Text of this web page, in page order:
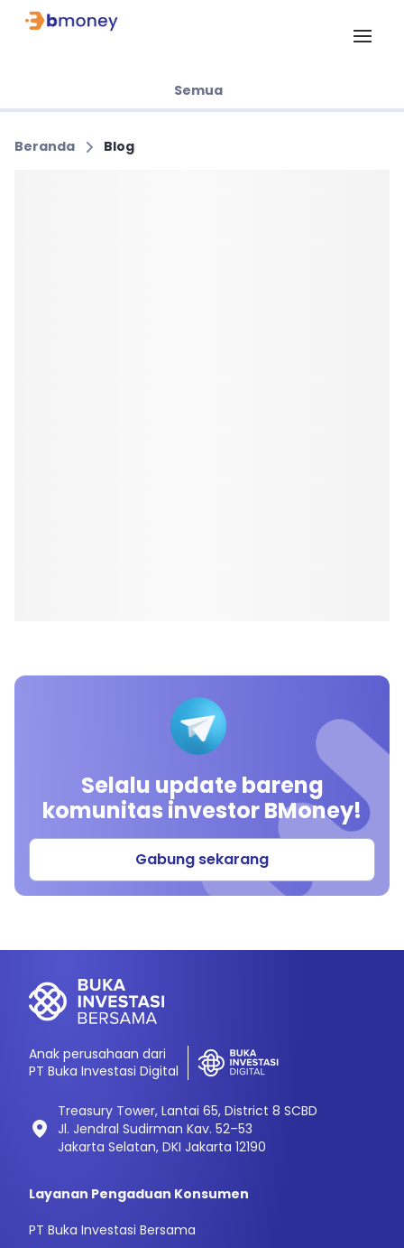
Semua
Beranda Blog
Selalu update bareng
komunitas investor BMoney!
Gabung sekarang
Anak perusahaan dari
PT Buka Investasi Digital
Treasury Tower, Lantai 65, District 8 SCBD
Jl. Jendral Sudirman Kav. 52–53
Jakarta Selatan, DKI Jakarta 12190
Layanan Pengaduan Konsumen
PT Buka Investasi Bersama